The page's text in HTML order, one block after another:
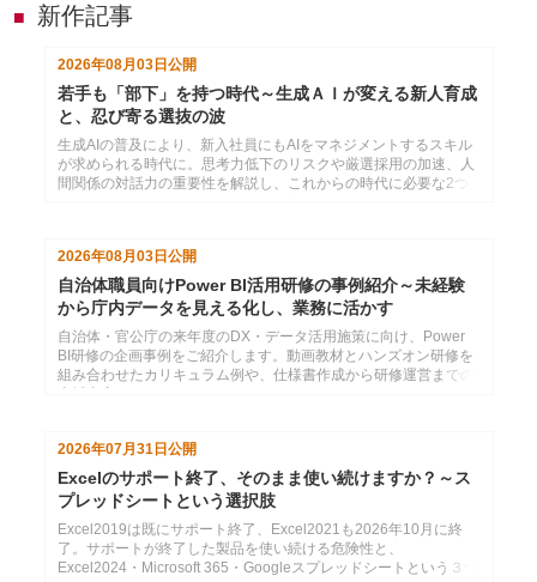
■ 新作記事
2026年08月03日公開
若手も「部下」を持つ時代～生成ＡＩが変える新人育成
と、忍び寄る選抜の波
生成AIの普及により、新入社員にもAIをマネジメントするスキル
が求められる時代に。思考力低下のリスクや厳選採用の加速、人
間関係の対話力の重要性を解説し、これからの時代に必要な2つ
2026年08月03日 公開
自治体職員向けPower BI活用研修の事例紹介～未経験
から庁内データを見える化し、業務に活かす
自治体・官公庁の来年度のDX・データ活用施策に向け、Power
BI研修の企画事例をご紹介します。動画教材とハンズオン研修を
組み合わせたカリキュラム例や、仕様書作成から研修運営までの
2026年07月31日公開
Excelのサポート終了、そのまま使い続けますか？～ス
プレッドシートという選択肢
Excel2019は既にサポート終了、Excel2021も2026年10月に終
了。サポートが終了した製品を使い続ける危険性と、
Excel2024・Microsoft 365・Googleスプレッドシートという３つ